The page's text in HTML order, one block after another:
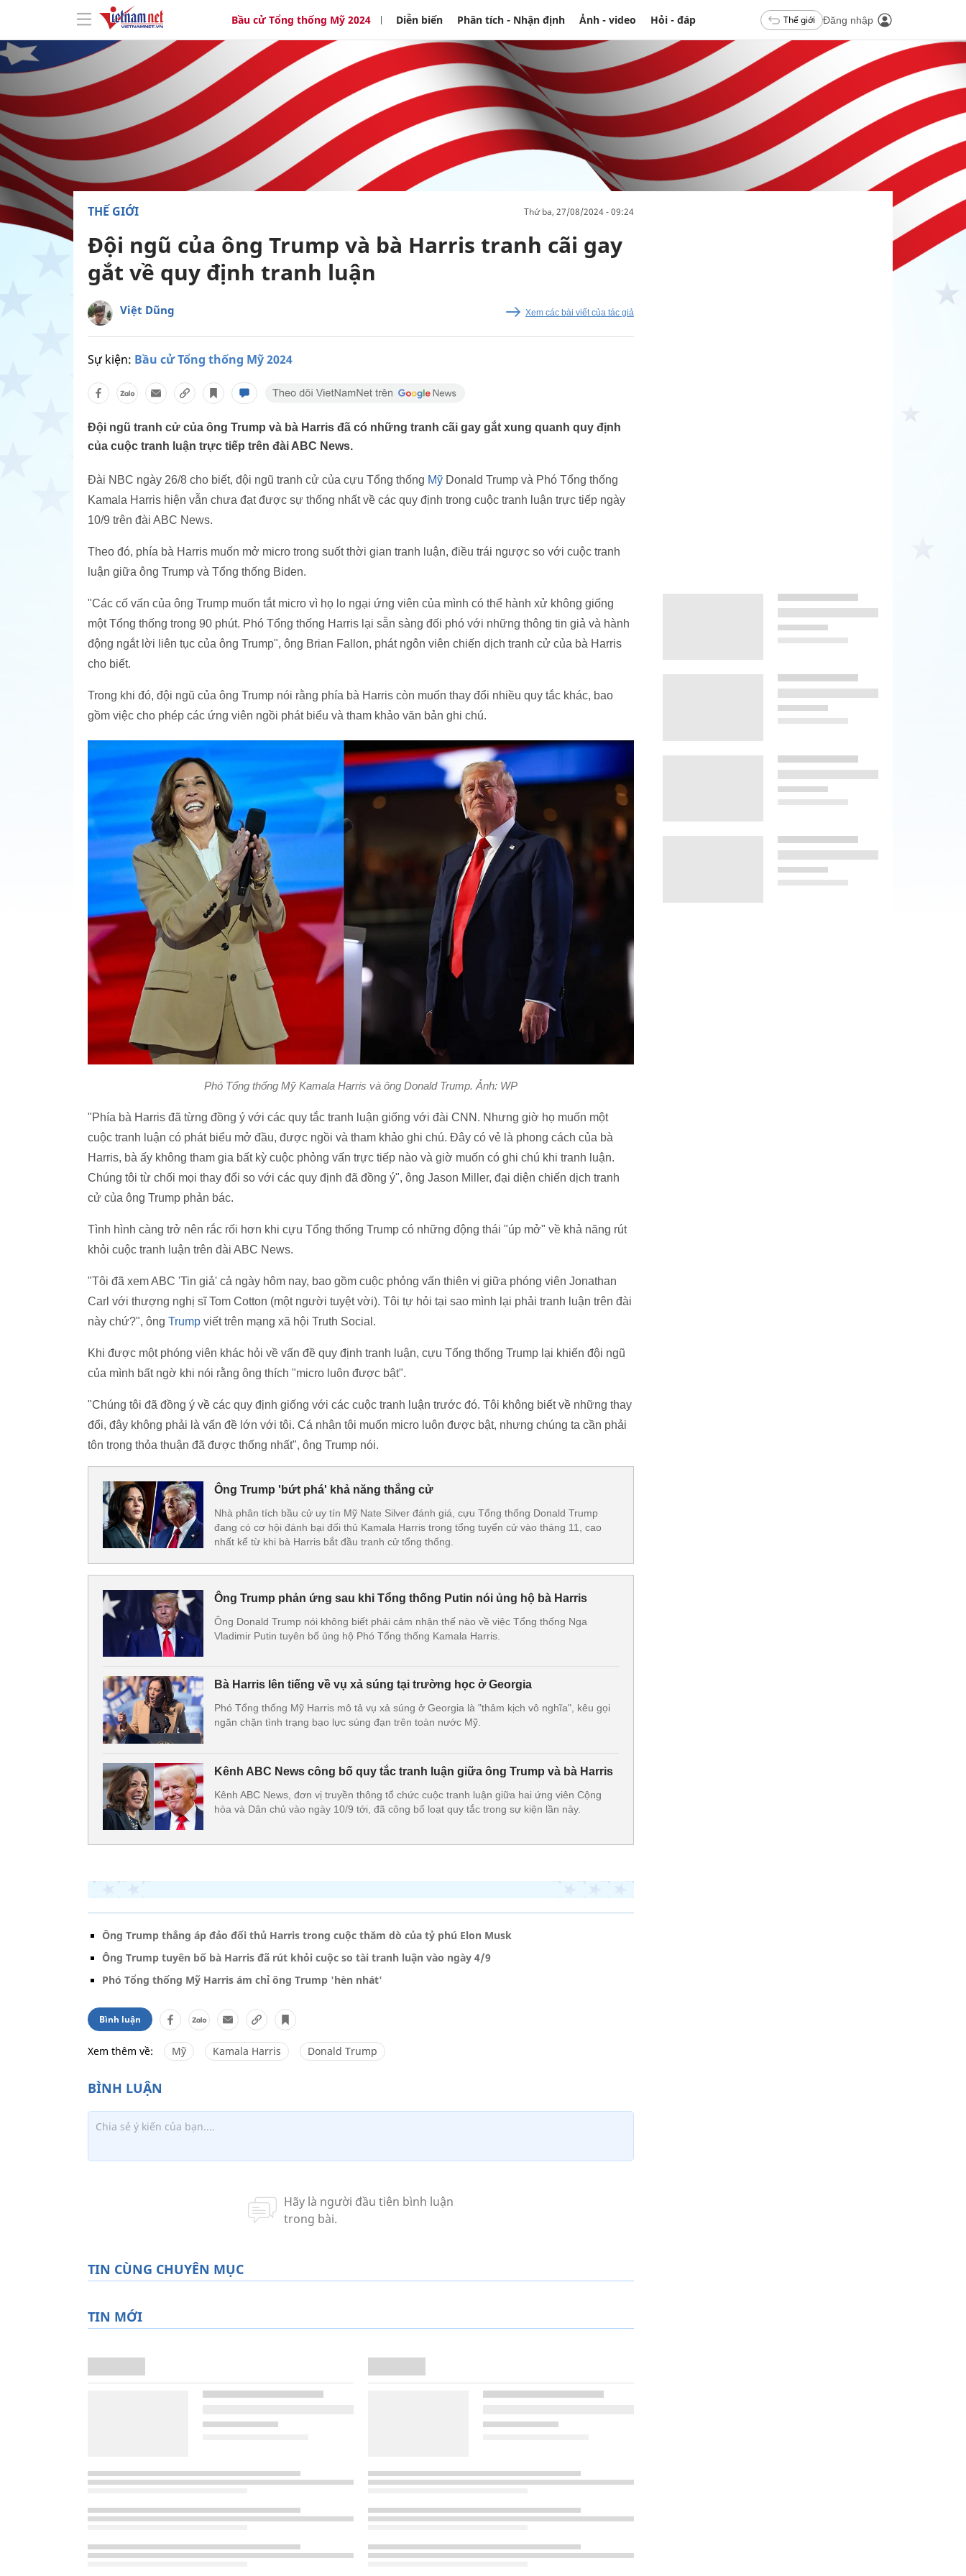
Bầu cử Tổng thống Mỹ 2024 Diễn biến Phân tích - Nhận định Ảnh - video Hỏi - đáp Thế giới Đăng nhập
THẾ GIỚI thứ ba, 27/08/2024 - 09:24
Đội ngũ của ông Trump và bà Harris tranh cãi gay
gắt về quy định tranh luận
Việt Dũng Xem các bài viết của tác giả
Sự kiện: Bầu cử Tổng thống Mỹ 2024
Đội ngũ tranh cử của ông Trump và bà Harris đã có những tranh cãi gay gắt xung quanh quy định
của cuộc tranh luận trực tiếp trên đài ABC News.
Đài NBC ngày 26/8 cho biết, đội ngũ tranh cử của cựu Tổng thống Mỹ Donald Trump và Phó Tổng thống
Kamala Harris hiện vẫn chưa đạt được sự thống nhất về các quy định trong cuộc tranh luận trực tiếp ngày
10/9 trên đài ABC News.
Theo đó, phía bà Harris muốn mở micro trong suốt thời gian tranh luận, điều trái ngược so với cuộc tranh
luận giữa ông Trump và Tổng thống Biden.
"Các cố vấn của ông Trump muốn tắt micro vì họ lo ngại ứng viên của mình có thể hành xử không giống
một Tổng thống trong 90 phút. Phó Tổng thống Harris lại sẵn sàng đối phó với những thông tin giả và hành
động ngắt lời liên tục của ông Trump", ông Brian Fallon, phát ngôn viên chiến dịch tranh cử của bà Harris
cho biết.
Trong khi đó, đội ngũ của ông Trump nói rằng phía bà Harris còn muốn thay đổi nhiều quy tắc khác, bao
gồm việc cho phép các ứng viên ngồi phát biểu và tham khảo văn bản ghi chú.
Phó Tổng thống Mỹ Kamala Harris và ông Donald Trump. Ảnh: WP
"Phía bà Harris đã từng đồng ý với các quy tắc tranh luận giống với đài CNN. Nhưng giờ họ muốn một
cuộc tranh luận có phát biểu mở đầu, được ngồi và tham khảo ghi chú. Đây có vẻ là phong cách của bà
Harris, bà ấy không tham gia bất kỳ cuộc phỏng vấn trực tiếp nào và giờ muốn có ghi chú khi tranh luận.
Chúng tôi từ chối mọi thay đổi so với các quy định đã đồng ý", ông Jason Miller, đại diện chiến dịch tranh
cử của ông Trump phản bác.
Tình hình càng trở nên rắc rối hơn khi cựu Tổng thống Trump có những động thái "úp mở" về khả năng rút
khỏi cuộc tranh luận trên đài ABC News.
"Tôi đã xem ABC 'Tin giả' cả ngày hôm nay, bao gồm cuộc phỏng vấn thiên vị giữa phóng viên Jonathan
Carl với thượng nghị sĩ Tom Cotton (một người tuyệt vời). Tôi tự hỏi tại sao mình lại phải tranh luận trên đài
này chứ?", ông Trump viết trên mạng xã hội Truth Social.
Khi được một phóng viên khác hỏi về vấn đề quy định tranh luận, cựu Tổng thống Trump lại khiến đội ngũ
của mình bất ngờ khi nói rằng ông thích "micro luôn được bật".
"Chúng tôi đã đồng ý về các quy định giống với các cuộc tranh luận trước đó. Tôi không biết về những thay
đổi, đây không phải là vấn đề lớn với tôi. Cá nhân tôi muốn micro luôn được bật, nhưng chúng ta cần phải
tôn trọng thỏa thuận đã được thống nhất", ông Trump nói.
Ông Trump 'bứt phá' khả năng thắng cử
Nhà phân tích bầu cử uy tín Mỹ Nate Silver đánh giá, cựu Tổng thống Donald Trump
đang có cơ hội đánh bại đối thủ Kamala Harris trong tổng tuyển cử vào tháng 11, cao
nhất kể từ khi bà Harris bắt đầu tranh cử tổng thống.
Ông Trump phản ứng sau khi Tổng thống Putin nói ủng hộ bà Harris
Ông Donald Trump nói không biết phải cảm nhận thế nào về việc Tổng thống Nga
Vladimir Putin tuyên bố ủng hộ Phó Tổng thống Kamala Harris.
Bà Harris lên tiếng về vụ xả súng tại trường học ở Georgia
Phó Tổng thống Mỹ Harris mô tả vụ xả súng ở Georgia là "thảm kịch vô nghĩa", kêu gọi
ngăn chặn tình trạng bạo lực súng đạn trên toàn nước Mỹ.
Kênh ABC News công bố quy tắc tranh luận giữa ông Trump và bà Harris
Kênh ABC News, đơn vị truyền thông tổ chức cuộc tranh luận giữa hai ứng viên Cộng
hòa và Dân chủ vào ngày 10/9 tới, đã công bố loạt quy tắc trong sự kiện lần này.
Ông Trump thắng áp đảo đối thủ Harris trong cuộc thăm dò của tỷ phú Elon Musk
Ông Trump tuyên bố bà Harris đã rút khỏi cuộc so tài tranh luận vào ngày 4/9
Phó Tổng thống Mỹ Harris ám chỉ ông Trump 'hèn nhát'
Bình luận
Xem thêm về: Mỹ Kamala Harris Donald Trump
TIN CÙNG CHUYÊN MỤC
TIN MỚI